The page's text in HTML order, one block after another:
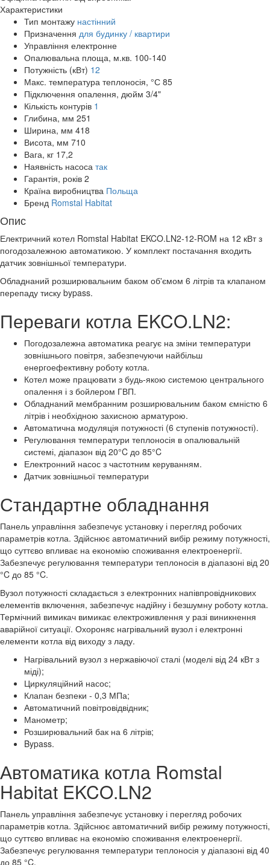
Характеристики
Тип монтажу настінний
Призначення для будинку / квартири
Управління електронне
Опалювальна площа, м.кв. 100-140
Потужність (кВт) 12
Макс. температура теплоносія, °С 85
Підключення опалення, дюйм 3/4"
Кількість контурів 1
Глибина, мм 251
Ширина, мм 418
Висота, мм 710
Вага, кг 17,2
Наявність насоса так
Гарантія, років 2
Країна виробництва Польща
Бренд Romstal Habitat
Опис
Електричний котел Romstal Habitat EKCO.LN2-12-ROM на 12 кВт з
погодозалежною автоматикою. У комплект постачання входить
датчик зовнішньої температури.
Обладнаний розширювальним баком об'ємом 6 літрів та клапаном
перепаду тиску bypass.
Переваги котла EKCO.LN2:
Погодозалежна автоматика реагує на зміни температури
зовнішнього повітря, забезпечуючи найбільш
енергоефективну роботу котла.
Котел може працювати з будь-якою системою центрального
опалення і з бойлером ГВП.
Обладнаний мембранним розширювальним баком ємністю 6
літрів і необхідною захисною арматурою.
Автоматична модуляція потужності (6 ступенів потужності).
Регулювання температури теплоносія в опалювальній
системі, діапазон від 20°C до 85°C
Електронний насос з частотним керуванням.
Датчик зовнішньої температури
Стандартне обладнання
Панель управління забезпечує установку і перегляд робочих
параметрів котла. Здійснює автоматичний вибір режиму потужності,
що суттєво впливає на економію споживання електроенергії.
Забезпечує регулювання температури теплоносія в діапазоні від 20
°C до 85 °C.
Вузол потужності складається з електронних напівпровідникових
елементів включення, забезпечує надійну і безшумну роботу котла.
Термічний вимикач вимикає електроживлення у разі виникнення
аварійної ситуації. Охороняє нагрівальний вузол і електронні
елементи котла від виходу з ладу.
Нагрівальний вузол з нержавіючої сталі (моделі від 24 кВт з
міді);
Циркуляційний насос;
Клапан безпеки - 0,3 МПа;
Автоматичний повітровідвідник;
Манометр;
Розширювальний бак на 6 літрів;
Bypass.
Автоматика котла Romstal
Habitat EKCO.LN2
Панель управління забезпечує установку і перегляд робочих
параметрів котла. Здійснює автоматичний вибір режиму потужності,
що суттєво впливає на економію споживання електроенергії.
Забезпечує регулювання температури теплоносія у діапазоні від 40
до 85 °C.